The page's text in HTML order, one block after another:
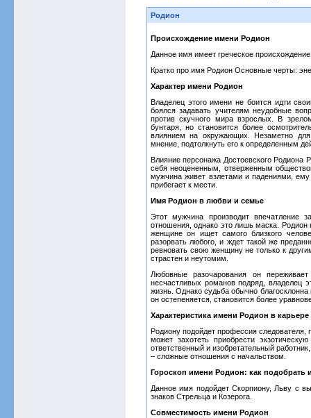
Родион
Происхождение имени Родион
Данное имя имеет греческое
Кратко про имя Родион Основные черты:
Характер имени Родион
Владелец этого имени не боится идти
боялся задавать учителям неудобные
против скучного мира взрослых. В
бунтаря, но становится более
влиянием на окружающих. Незаметно
мнение, подтолкнуть его к определенным
Влияние персонажа Достоевского Родиона
себя неоцененным, отверженным
мужчина живет взлетами и падениями,
прибегает к мести.
Имя Родион в любви и семье
Этот мужчина производит впечатление
отношения, однако это лишь маска. Родион
женщине он ищет самого близкого
разорвать любого, и ждет такой же
ревновать свою женщину не только к
страстен и неутомим.
Любовные разочарования он
несчастливых романов подряд, владелец
жизнь. Однако судьба обычно
он остепеняется, становится более
Характеристика имени Родион в карьере
Родиону подойдет профессия следователя,
может захотеть приобрести
ответственный и изобретательный
– сложные отношения с начальством.
Гороскоп имени Родион: как подобрать
Данное имя подойдет Скорпиону, Льву с
знаков Стрельца и Козерога.
Совместимость имени Родион